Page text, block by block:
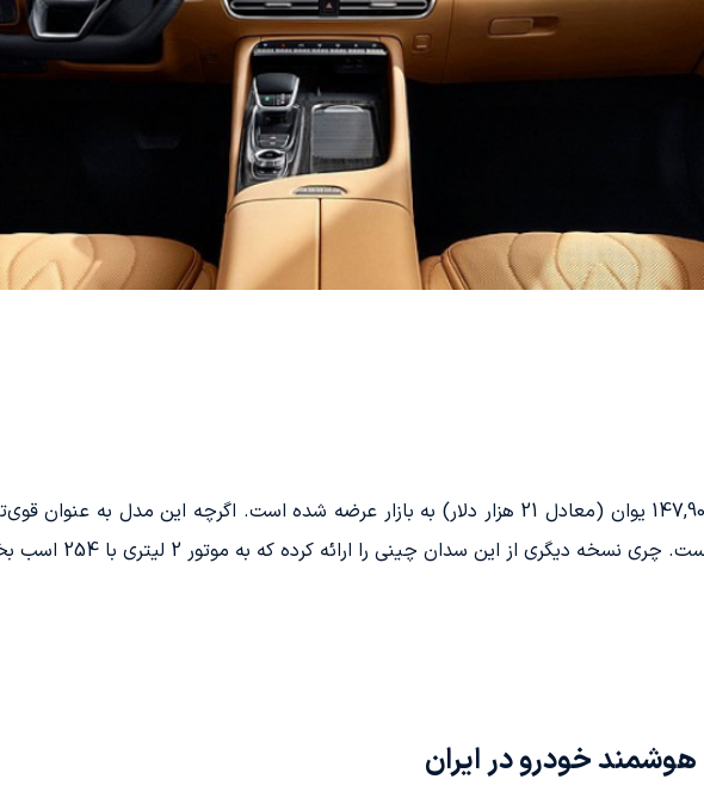
این سدان چینی را ارائه کرده که به موتور 2 لیتری با 254 اسب بخار قدرت و امکانات بیشتری مجهز است.
خودرو در ایران